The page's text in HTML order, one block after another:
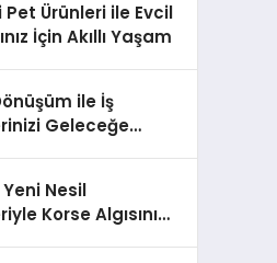
Ürünleri ile Evcil
İçin Akıllı Yaşam
ile İş
Geleceğe
Nesil
Korse Algısını